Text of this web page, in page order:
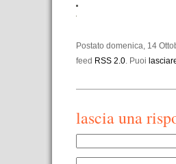
Postato domenica, 14
feed RSS 2.0. Puoi
lascia una